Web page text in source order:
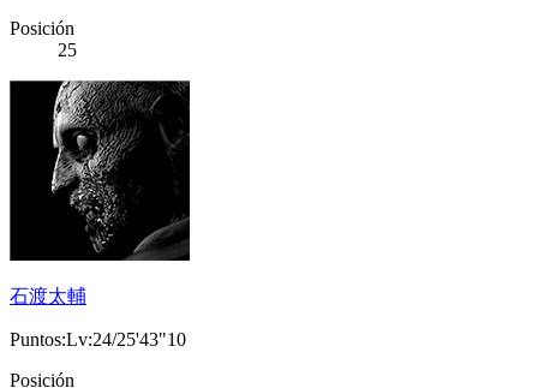
Posición
25
石渡太輔
Puntos:Lv:24/25'43"10
Posición